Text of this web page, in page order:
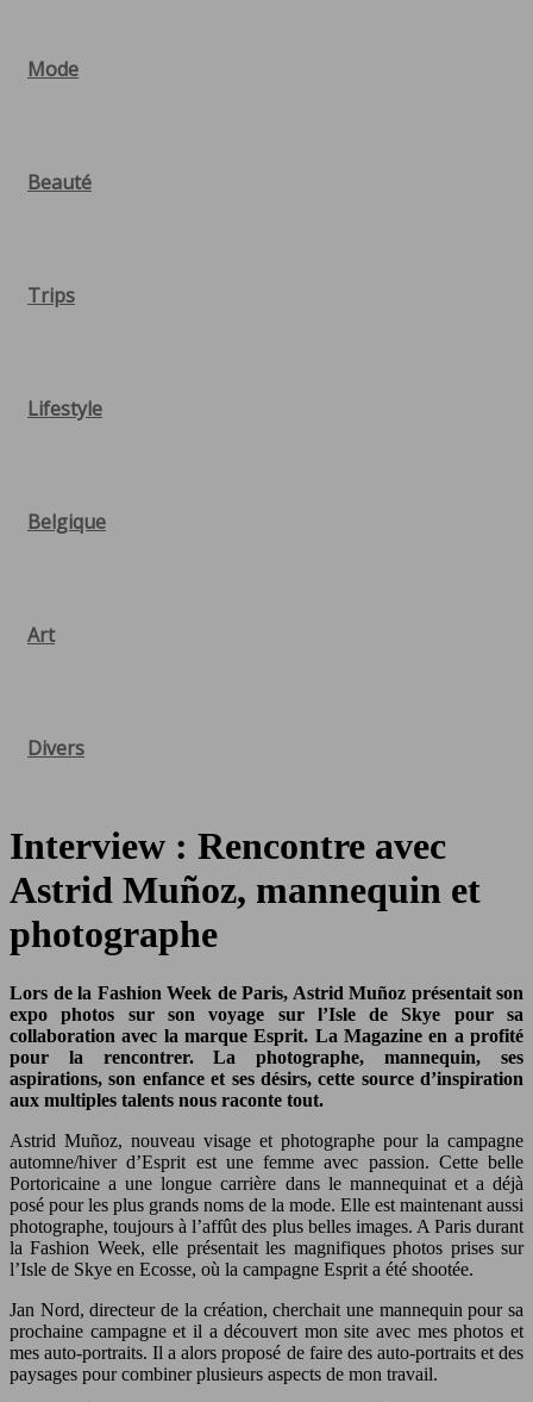
Mode
Beauté
Trips
Lifestyle
Belgique
Art
Divers
Interview : Rencontre avec
Astrid Muñoz, mannequin et
photographe
Lors de la Fashion Week de Paris, Astrid Muñoz présentait son
expo photos sur son voyage sur l’Isle de Skye pour sa
collaboration avec la marque Esprit. La Magazine en a profité
pour la rencontrer. La photographe, mannequin, ses
aspirations, son enfance et ses désirs, cette source d’inspiration
aux multiples talents nous raconte tout.
Astrid Muñoz, nouveau visage et photographe pour la campagne
automne/hiver d’Esprit est une femme avec passion. Cette belle
Portoricaine a une longue carrière dans le mannequinat et a déjà
posé pour les plus grands noms de la mode. Elle est maintenant aussi
photographe, toujours à l’affût des plus belles images. A Paris durant
la Fashion Week, elle présentait les magnifiques photos prises sur
l’Isle de Skye en Ecosse, où la campagne Esprit a été shootée.
Jan Nord, directeur de la création, cherchait une mannequin pour sa
prochaine campagne et il a découvert mon site avec mes photos et
mes auto-portraits. Il a alors proposé de faire des auto-portraits et des
paysages pour combiner plusieurs aspects de mon travail.